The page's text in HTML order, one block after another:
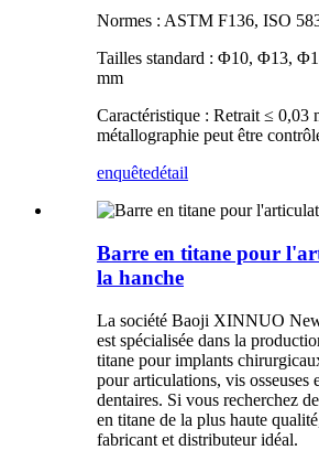
Normes : ASTM F136, ISO
Tailles standard : Φ10, Φ13,
mm
Caractéristique : Retrait ≤ 0,03
métallographie peut être
enquêtedétail
Barre en titane pour
la hanche
La société Baoji XINNUO
est spécialisée dans la
titane pour implants
pour articulations, vis osseuses
dentaires. Si vous recherchez
en titane de la plus haute
fabricant et distributeur idéal.